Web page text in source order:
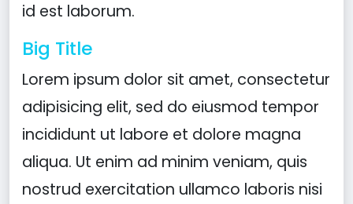
id est laborum.
Big Title
Lorem ipsum dolor sit amet, consectetur
adipisicing elit, sed do eiusmod tempor
incididunt ut labore et dolore magna
aliqua. Ut enim ad minim veniam, quis
nostrud exercitation ullamco laboris nisi